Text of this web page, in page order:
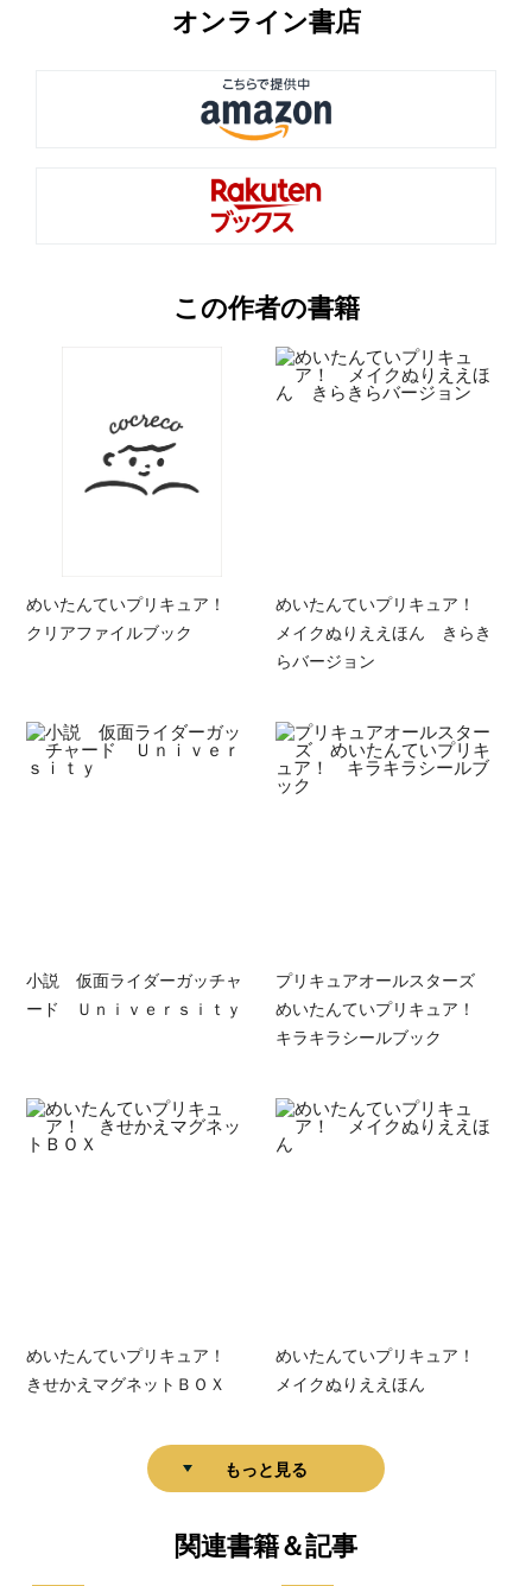
オンライン書店
この作者の書籍
めいたんていプリキュア！
クリアファイルブック
めいたんていプリキュア！
メイクぬりええほん きらき
らバージョン
小説 仮面ライダーガッチャ
ード Ｕｎｉｖｅｒｓｉｔｙ
プリキュアオールスターズ
めいたんていプリキュア！
キラキラシールブック
めいたんていプリキュア！
きせかえマグネットＢＯＸ
めいたんていプリキュア！
メイクぬりええほん
もっと見る
関連書籍＆記事